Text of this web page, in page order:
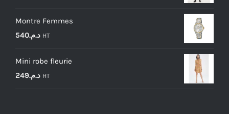
initial
était :
actuel
Montre Femmes
د.م.540 HT
Mini robe fleurie
د.م.249 HT